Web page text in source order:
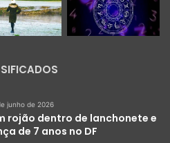
junho de 2026
rojão dentro de lanchonete e
de 7 anos no DF